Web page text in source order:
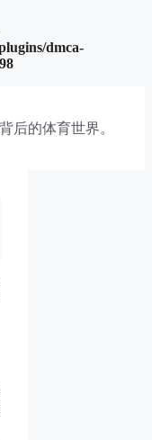
dmca-
后的体育世界。